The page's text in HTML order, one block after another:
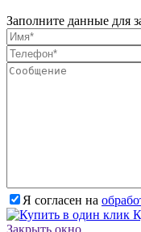
Заполните данные для
Я согласен на